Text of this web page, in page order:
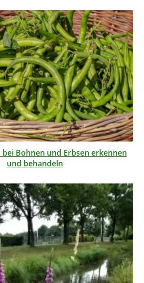
Bohnen und Erbsen erkennen
und behandeln